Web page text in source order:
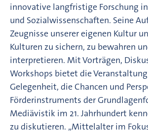
innovative langfristige Forschung
und Sozialwissenschaften. Seine
Zeugnisse unserer eigenen Kultur
Kulturen zu sichern, zu bewahren
interpretieren. Mit Vorträgen,
Workshops bietet die
Gelegenheit, die Chancen und
Förderinstruments der
Mediävistik im 21. Jahrhundert
zu diskutieren. „Mittelalter im